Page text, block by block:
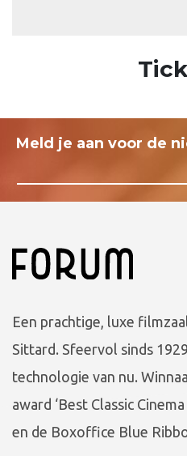
Meld je aan voor de
Een prachtige, luxe
Sittard. Sfeervol sinds
technologie van nu.
award ‘Best Classic
en de Boxoffice Blue